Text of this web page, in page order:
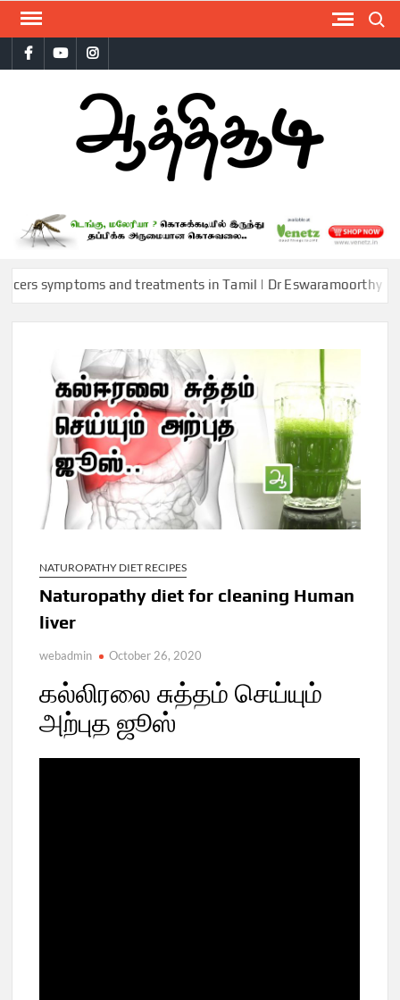
Skip
contentFacebookYoutubeInstagram
and treatments in Tamil | Dr Eswaramoorthy |
NATUROPATHY DIET RECIPES
Naturopathy diet for cleaning Human
liver
webadmin October 26, 2020
கல்லிரலை சுத்தம் செய்யும்
அற்புத ஜூஸ்